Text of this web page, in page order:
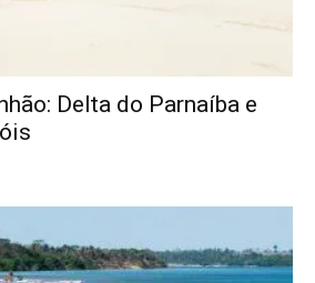
Delta do Parnaíba e